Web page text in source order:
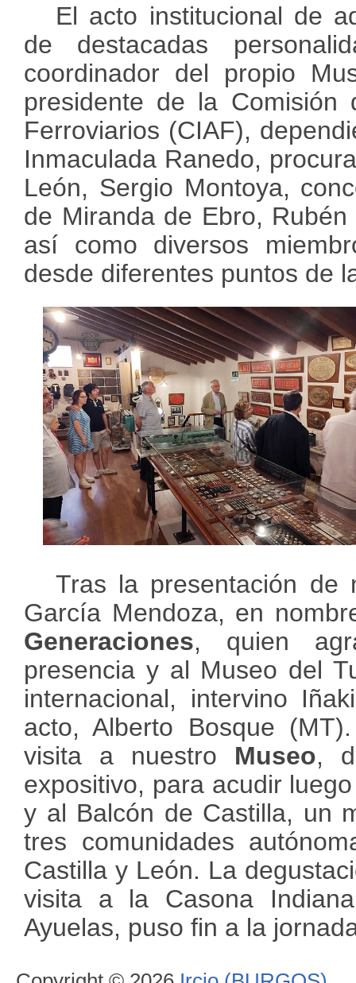
El acto institucional de
de destacadas
coordinador del propio
presidente de la Comisión
Ferroviarios (CIAF),
Inmaculada Ranedo,
León, Sergio Montoya,
de Miranda de Ebro,
así como diversos
desde diferentes puntos de
Tras la presentación de
García Mendoza, en
Generaciones, quien
presencia y al Museo del
internacional, intervino
acto, Alberto Bosque
visita a nuestro Museo,
expositivo, para acudir
y al Balcón de Castilla, un
tres comunidades
Castilla y León. La
visita a la Casona
Ayuelas, puso fin a la